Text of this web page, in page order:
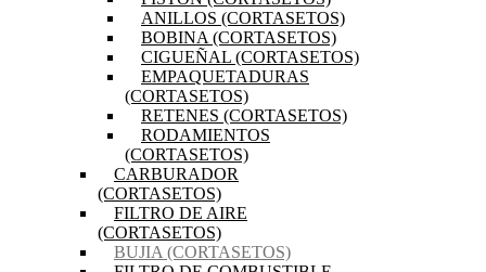
ANILLOS (CORTASETOS)
BOBINA (CORTASETOS)
CIGUEÑAL (CORTASETOS)
EMPAQUETADURAS
(CORTASETOS)
RETENES (CORTASETOS)
RODAMIENTOS
(CORTASETOS)
CARBURADOR
(CORTASETOS)
FILTRO DE AIRE
(CORTASETOS)
BUJIA (CORTASETOS)